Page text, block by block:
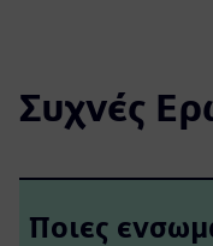
Συχνές
Ποιες